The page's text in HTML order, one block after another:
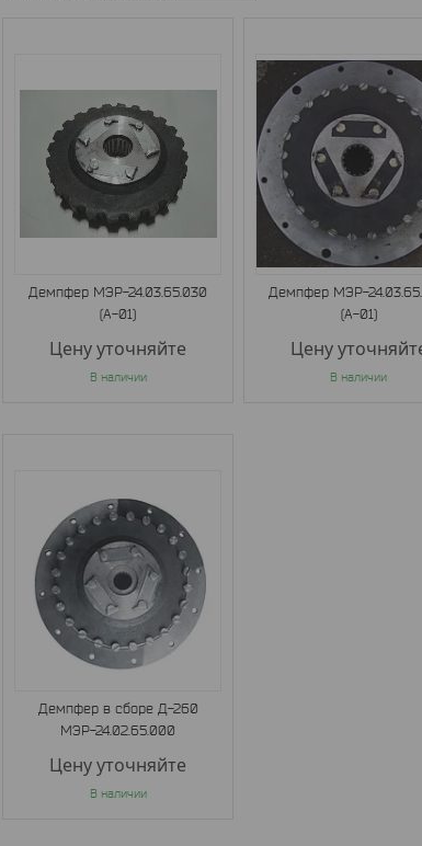
Демпфер МЭР-24.03.65.030
(А-01)
Цену уточняйте
В наличии
Демпфер МЭР-
(А-01)
Цену
В наличии
Демпфер в сборе Д-260
МЭР-24.02.65.000
Цену уточняйте
В наличии